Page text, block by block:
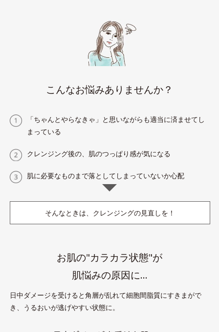
こんなお悩みありませんか？
「ちゃんとやらなきゃ」と思いながらも適当に済ませてし
まっている
クレンジング後の、肌のつっぱり感が気になる
肌に必要なものまで落としてしまっていないか心配
そんなときは、クレンジングの見直しを！
お肌の"カラカラ状態"が
肌悩みの原因に…
日中ダメージを受けると角層が乱れて細胞間脂質にすきまがで
き、うるおいが逃げやすい状態に。